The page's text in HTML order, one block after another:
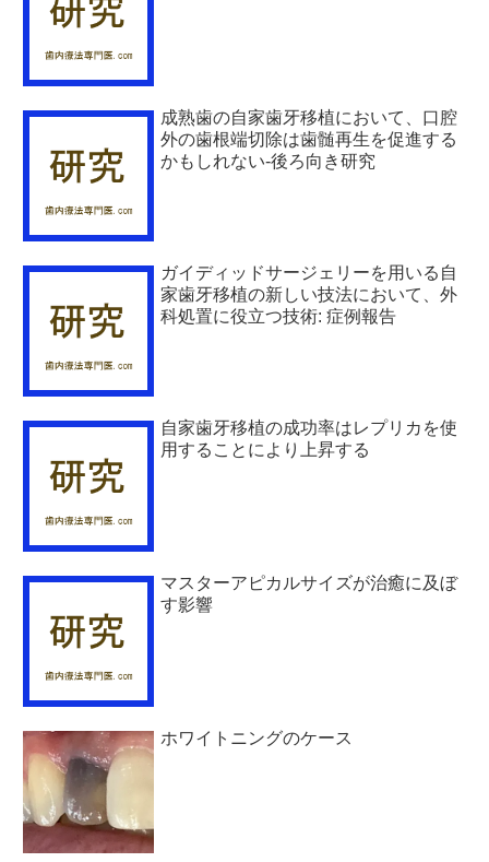
成熟歯の自家歯牙移植において、口腔
外の歯根端切除は歯髄再生を促進する
かもしれない-後ろ向き研究
ガイディッドサージェリーを用いる自
家歯牙移植の新しい技法において、外
科処置に役立つ技術: 症例報告
自家歯牙移植の成功率はレプリカを使
用することにより上昇する
マスターアピカルサイズが治癒に及ぼ
す影響
ホワイトニングのケース